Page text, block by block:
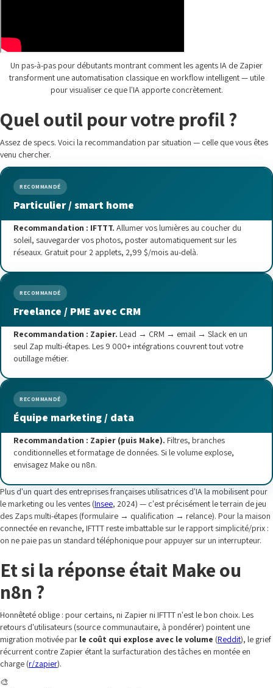
Un pas-à-pas pour débutants montrant comment les agents IA de Zapier
transforment une automatisation classique en workflow intelligent — utile
pour visualiser ce que l'IA apporte concrètement.
Quel outil pour votre profil ?
Assez de specs. Voici la recommandation par situation — celle que vous êtes
venu chercher.
RECOMMANDÉ
Particulier / smart home
Recommandation : IFTTT. Allumer vos lumières au coucher du
soleil, sauvegarder vos photos, poster automatiquement sur les
réseaux. Gratuit pour 2 applets, 2,99 $/mois au-delà.
RECOMMANDÉ
Freelance / PME avec CRM
Recommandation : Zapier. Lead → CRM → email → Slack en un
seul Zap multi-étapes. Les 9 000+ intégrations couvrent tout votre
outillage métier.
RECOMMANDÉ
Équipe marketing / data
Recommandation : Zapier (puis Make). Filtres, branches
conditionnelles et formatage de données. Si le volume explose,
envisagez Make ou n8n.
Plus d'un quart des entreprises françaises utilisatrices d'IA la mobilisent pour
le marketing ou les ventes (Insee, 2024) — c'est précisément le terrain de jeu
des Zaps multi-étapes (formulaire → qualification → relance). Pour la maison
connectée en revanche, IFTTT reste imbattable sur le rapport simplicité/prix :
on ne paie pas un standard téléphonique pour appuyer sur un interrupteur.
Et si la réponse était Make ou
n8n ?
Honnêteté oblige : pour certains, ni Zapier ni IFTTT n'est le bon choix. Les
retours d'utilisateurs (source communautaire, à pondérer) pointent une
migration motivée par le coût qui explose avec le volume (Reddit), le grief
récurrent contre Zapier étant la surfacturation des tâches en montée en
charge (r/zapier).
🎨